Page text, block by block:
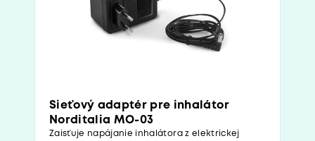
Sieťový adaptér pre inhalátor
Norditalia MO-03
Zaisťuje napájanie inhalátora z elektrickej